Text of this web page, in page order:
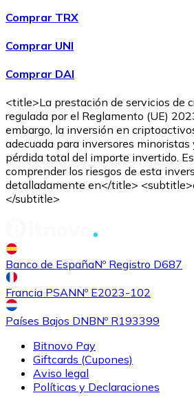
Transferencia SEPA
Añade fondos a tu cuenta
Comprar con Transferencia
Tarjeta de crédito / débito
Utiliza tarjetas Visa y
Comprar con tarjeta
Tienda - Tarjetas regalo
Comprar TRX
Comprar UNI
Comprar DAI
<title>La prestación de servicios de
regulada por el Reglamento (UE)
embargo, la inversión en
adecuada para inversores
pérdida total del importe invertido.
comprender los riesgos de esta
detalladamente en</title>
</subtitle>
Banco de EspañaNº Registro D687
Francia PSANNº E2023-102
Países Bajos DNBNº R193399
Bitnovo Pay
Giftcards (Cupones)
Aviso legal
Políticas y Declaraciones